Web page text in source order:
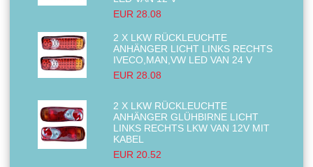
EUR 28.08
2 X LKW RÜCKLEUCHTE
ANHÄNGER LICHT LINKS RECHTS
IVECO,MAN,VW LED VAN 24 V
EUR 28.08
2 X LKW RÜCKLEUCHTE
ANHÄNGER GLÜHBIRNE LICHT
LINKS RECHTS LKW VAN 12V MIT
KABEL
EUR 20.52